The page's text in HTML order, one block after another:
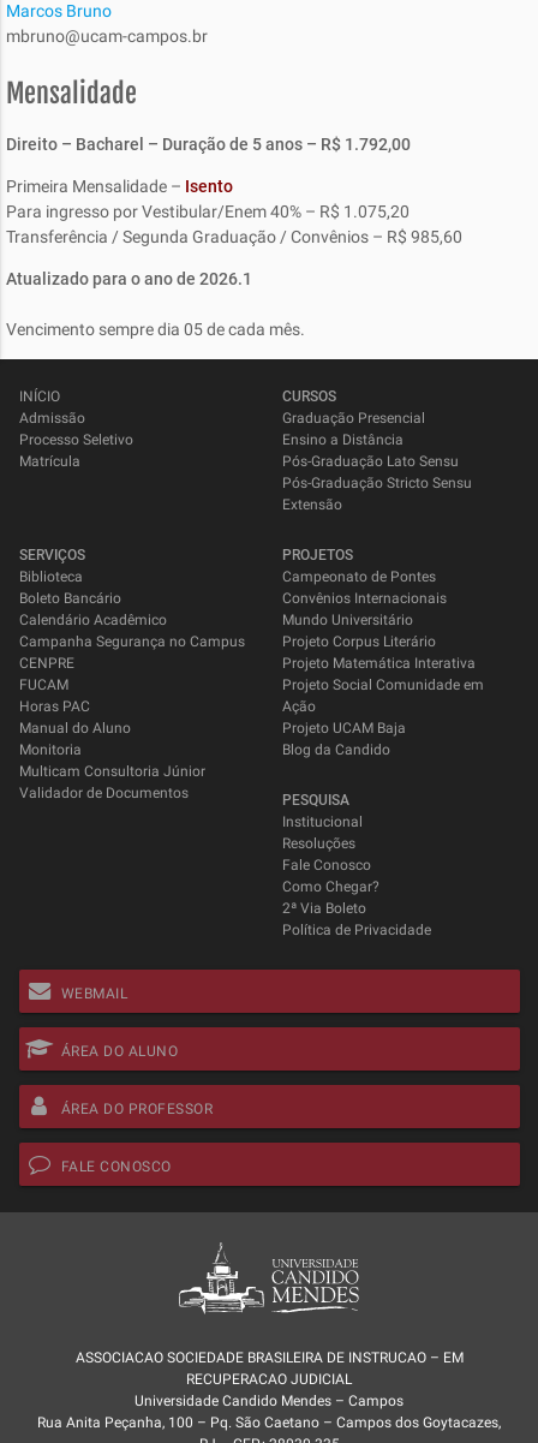
Marcos Bruno
mbruno@ucam-campos.br
Mensalidade
Direito – Bacharel – Duração de 5 anos – R$ 1.792,00
Primeira Mensalidade – Isento
Para ingresso por Vestibular/Enem 40% – R$ 1.075,20
Transferência / Segunda Graduação / Convênios – R$ 985,60
Atualizado para o ano de 2026.1
Vencimento sempre dia 05 de cada mês.
INÍCIO
Admissão
Processo Seletivo
Matrícula
CURSOS
Graduação Presencial
Ensino a Distância
Pós-Graduação Lato Sensu
Pós-Graduação Stricto Sensu
Extensão
SERVIÇOS
Biblioteca
Boleto Bancário
Calendário Acadêmico
Campanha Segurança no Campus
CENPRE
FUCAM
Horas PAC
Manual do Aluno
Monitoria
Multicam Consultoria Júnior
Validador de Documentos
PROJETOS
Campeonato de Pontes
Convênios Internacionais
Mundo Universitário
Projeto Corpus Literário
Projeto Matemática Interativa
Projeto Social Comunidade em
Ação
Projeto UCAM Baja
Blog da Candido
PESQUISA
Institucional
Resoluções
Fale Conosco
Como Chegar?
2ª Via Boleto
Política de Privacidade
WEBMAIL
ÁREA DO ALUNO
ÁREA DO PROFESSOR
FALE CONOSCO
ASSOCIACAO SOCIEDADE BRASILEIRA DE INSTRUCAO – EM
RECUPERACAO JUDICIAL
Universidade Candido Mendes – Campos
Rua Anita Peçanha, 100 – Pq. São Caetano – Campos dos Goytacazes,